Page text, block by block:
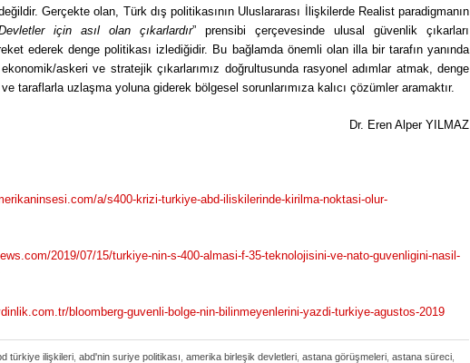
Gerçekte olan, Türk dış politikasının Uluslararası İlişkilerde Realist paradigmanın
için asıl olan çıkarlardır” prensibi çerçevesinde ulusal güvenlik çıkarları
ederek denge politikası izlediğidir. Bu bağlamda önemli olan illa bir tarafın yanında
askeri ve stratejik çıkarlarımız doğrultusunda rasyonel adımlar atmak, denge
taraflarla uzlaşma yoluna giderek bölgesel sorunlarımıza kalıcı çözümler aramaktır.
Dr. Eren Alper YILMAZ
a/s400-krizi-turkiye-abd-iliskilerinde-kirilma-noktasi-olur-
2019/07/15/turkiye-nin-s-400-almasi-f-35-teknolojisini-ve-nato-guvenligini-nasil-
bloomberg-guvenli-bolge-nin-bilinmeyenlerini-yazdi-turkiye-agustos-2019
türkiye ilişkileri abd'nin suriye politikası amerika birleşik devletleri astana görüşmeleri astana süreci